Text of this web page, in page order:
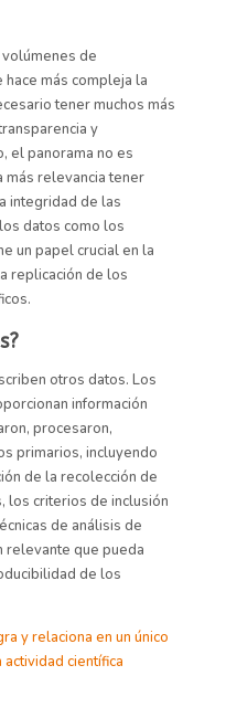
volúmenes de
hace más compleja la
tener muchos más
y
el panorama no es
más relevancia tener
integridad de las
datos como los
un papel crucial en la
replicación de los
otros datos. Los
información
procesaron,
primarios, incluyendo
de la recolección de
los criterios de inclusión
de análisis de
relevante que pueda
de los
y relaciona en un único
científica